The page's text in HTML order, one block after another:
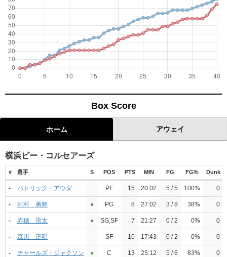
Box Score
ホーム アウェイ
横浜ビー・コルセアーズ
# 選手 S POS PTS MIN FG FG% Dunk
- パトリック・アウダ PF 15 20:02 5 / 5 100% 0
- 河村 勇輝 ●︎ PG 8 27:02 3 / 8 38% 0
- 赤穂 雷太 ●︎ SG,SF 7 21:27 0 / 2 0% 0
- 森川 正明 SF 10 17:43 0 / 2 0% 0
- チャールズ・ジャクソン ●︎ C 13 25:12 5 / 6 83% 0